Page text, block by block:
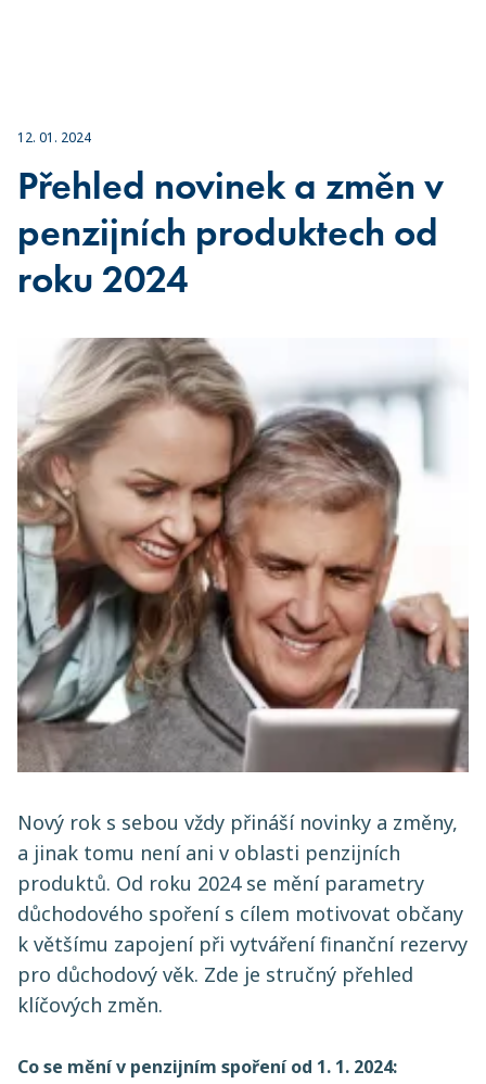
12. 01. 2024
Přehled novinek a změn v
penzijních produktech od
roku 2024
Nový rok s sebou vždy přináší novinky a změny,
a jinak tomu není ani v oblasti penzijních
produktů. Od roku 2024 se mění parametry
důchodového spoření s cílem motivovat občany
k většímu zapojení při vytváření finanční rezervy
pro důchodový věk. Zde je stručný přehled
klíčových změn.
Co se mění v penzijním spoření od 1. 1. 2024: